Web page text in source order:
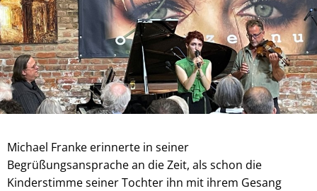
Michael Franke erinnerte in seiner
Begrüßungsansprache an die Zeit, als schon die
Kinderstimme seiner Tochter ihn mit ihrem Gesang